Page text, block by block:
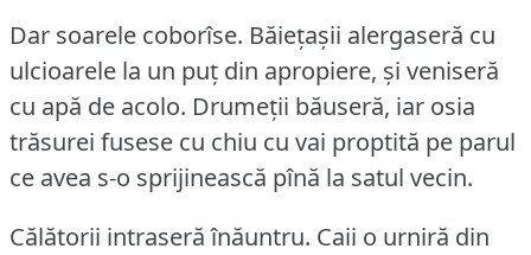
Dar soarele coborîse. Băiețașii alergaseră cu
ulcioarele la un puț din apropiere, și veniseră
cu apă de acolo. Drumeții băuseră, iar osia
trăsurei fusese cu chiu cu vai proptită pe parul
ce avea s-o sprijinească pînă la satul vecin.
Călătorii intraseră înăuntru. Caii o urniră din